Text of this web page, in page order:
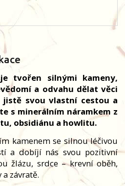
tvořen silnými kameny,
a odvahu dělat věci
jistě svou vlastní cestou a
s minerálním náramkem z
obsidiánu a howlitu.
kamenem se silnou léčivou
a dobíjí nás svou pozitivní
žlázu, srdce – krevní oběh,
závratě.